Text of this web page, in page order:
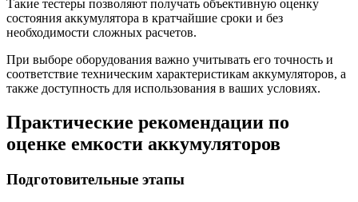
Такие тестеры позволяют получать объективную оценку
состояния аккумулятора в кратчайшие сроки и без
необходимости сложных расчетов.
При выборе оборудования важно учитывать его точность и
соответствие техническим характеристикам аккумуляторов, а
также доступность для использования в ваших условиях.
Практические рекомендации по
оценке емкости аккумуляторов
Подготовительные этапы